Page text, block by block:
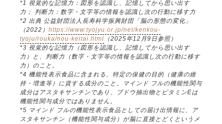
*1 視覚的な記憶力：図形を認識し、記憶してから思い出す
力； 判断力：数字・文字等の情報を認識し次の行動に移す力
*2 出典 公益財団法人長寿科学振興財団「脳の形態の変化」
（2022） https://www.tyojyu.or.jp/net/kenkou-
tyoju/rouka/nou-keitai.html （2025年12月9日参照）
*3 視覚的な記憶力（図形を認識し、記憶してから思い出す
力）と、判断力（数字・文字等の情報を認識し次の行動に移す
力）のこと。
*4 機能性表示食品に含まれる、特定の保健の目的（健康の維
持・増進等）に資する成分のこと。マインド フルの機能性関与
成分はアスタキサンチンであり、ブドウ抽出物とビタミンEは
機能性関与成分ではありません。
*5 マインド フルの機能性表示食品としての届け出情報に、ア
スタキサンチン（機能性関与成分）が脳に直接とどくというメ